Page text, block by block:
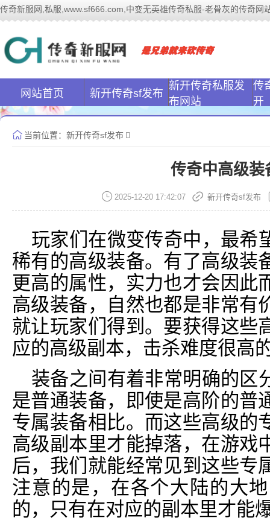
传奇新服网,私服,www.sf666.com,中变无英雄传奇私服-老骨灰的传奇网
网站首页 新开传奇sf发布
新开传奇私服发
布网站
传
开
当前位置： 新开传奇sf发布
传奇中高级装
2025-12-20 17:42:07 新开传奇sf发布
玩家们在微变传奇中，最希
稀有的高级装备。有了高级装
更高的属性，实力也才会因此
高级装备，自然也都是非常有
就让玩家们得到。要获得这些
应的高级副本，击杀难度很高
装备之间有着非常明确的区
是普通装备，即使是高阶的普
专属装备相比。而这些高级的
高级副本里才能掉落，在游戏
后，我们就能经常见到这些专
注意的是，在各个大陆的大
的，只有在对应的副本里才能